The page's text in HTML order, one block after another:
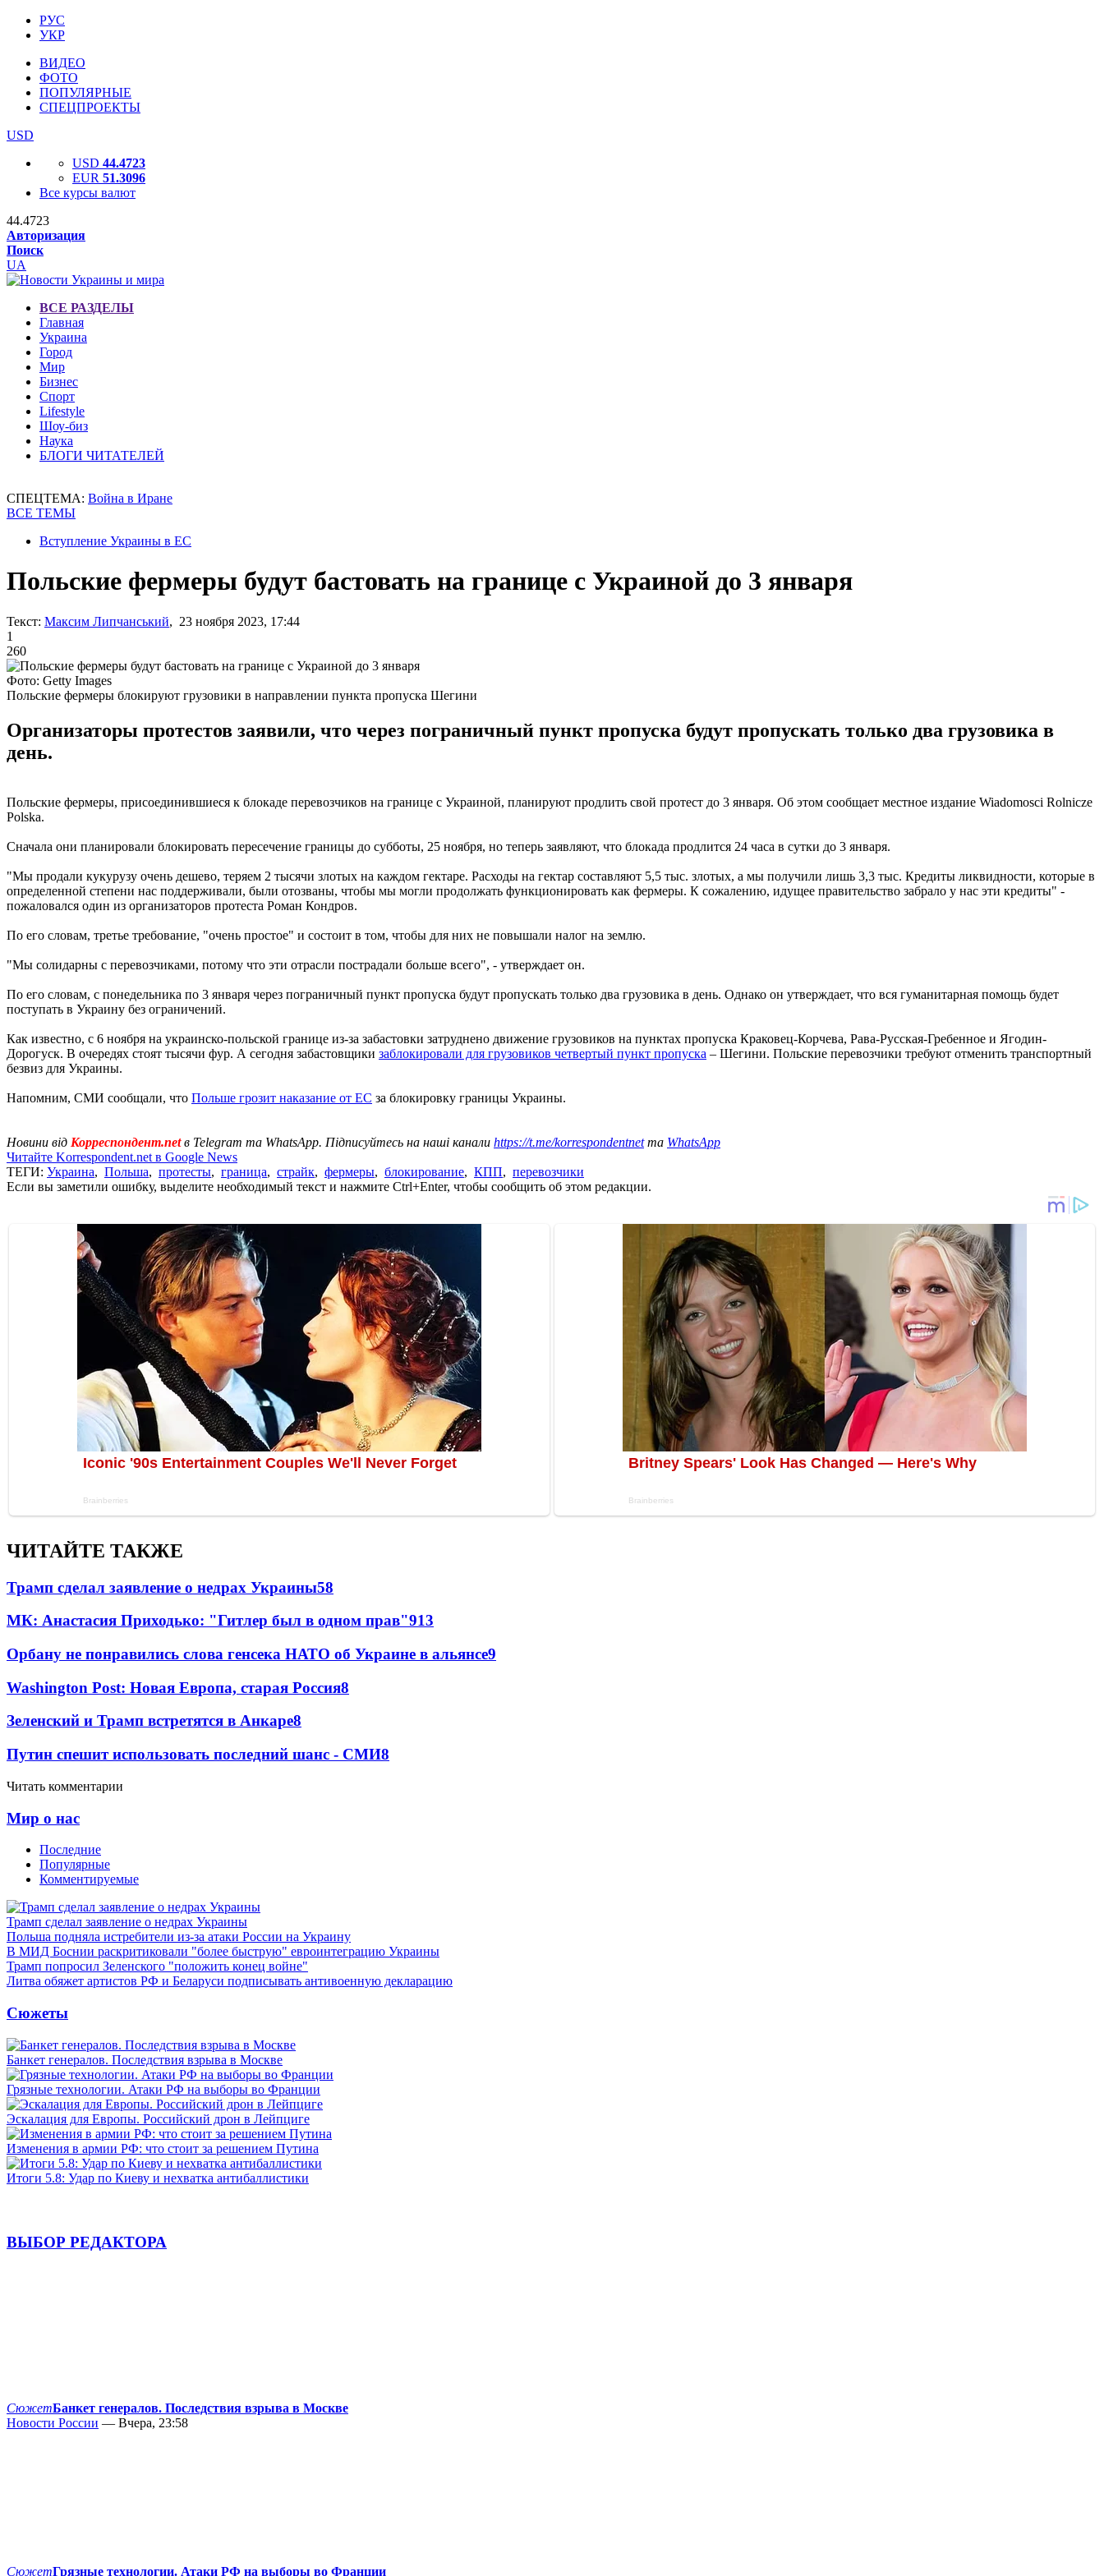
РУС
УКР
ВИДЕО
ФОТО
ПОПУЛЯРНЫЕ
СПЕЦПРОЕКТЫ
USD
USD 44.4723
EUR 51.3096
Все курсы валют
44.4723
Авторизация
Поиск
UA
ВСЕ РАЗДЕЛЫ
Главная
Украина
Город
Мир
Бизнес
Спорт
Lifestyle
Шоу-биз
Наука
БЛОГИ ЧИТАТЕЛЕЙ
СПЕЦТЕМА: Война в Иране
ВСЕ ТЕМЫ
Вступление Украины в ЕС
Польские фермеры будут бастовать на границе с Украиной до 3 января
Текст: Максим Липчанський, 23 ноября 2023, 17:44
1
260
Фото: Getty Images
Польские фермеры блокируют грузовики в направлении пункта пропуска Шегини
Организаторы протестов заявили, что через пограничный пункт пропуска будут пропускать только два грузовика в
день.
Польские фермеры, присоединившиеся к блокаде перевозчиков на границе с Украиной, планируют продлить свой протест до 3 января. Об этом сообщает местное издание Wiadomosci Rolnicze
Polska.
Сначала они планировали блокировать пересечение границы до субботы, 25 ноября, но теперь заявляют, что блокада продлится 24 часа в сутки до 3 января.
"Мы продали кукурузу очень дешево, теряем 2 тысячи злотых на каждом гектаре. Расходы на гектар составляют 5,5 тыс. злотых, а мы получили лишь 3,3 тыс. Кредиты ликвидности, которые в
определенной степени нас поддерживали, были отозваны, чтобы мы могли продолжать функционировать как фермеры. К сожалению, идущее правительство забрало у нас эти кредиты" -
пожаловался один из организаторов протеста Роман Кондров.
По его словам, третье требование, "очень простое" и состоит в том, чтобы для них не повышали налог на землю.
"Мы солидарны с перевозчиками, потому что эти отрасли пострадали больше всего", - утверждает он.
По его словам, с понедельника по 3 января через пограничный пункт пропуска будут пропускать только два грузовика в день. Однако он утверждает, что вся гуманитарная помощь будет
поступать в Украину без ограничений.
Как известно, с 6 ноября на украинско-польской границе из-за забастовки затруднено движение грузовиков на пунктах пропуска Краковец-Корчева, Рава-Русская-Гребенное и Ягодин-
Дорогуск. В очередях стоят тысячи фур. А сегодня забастовщики заблокировали для грузовиков четвертый пункт пропуска – Шегини. Польские перевозчики требуют отменить транспортный
безвиз для Украины.
Напомним, СМИ сообщали, что Польше грозит наказание от ЕС за блокировку границы Украины.
Новини від Корреспондент.netв Telegram та WhatsApp. Підписуйтесь на наші канали https://t.me/korrespondentnetта WhatsApp
Читайте Korrespondent.net в Google News
ТЕГИ: Украина, Польша, протесты, граница, страйк, фермеры, блокирование, КПП, перевозчики
Если вы заметили ошибку, выделите необходимый текст и нажмите Ctrl+Enter, чтобы сообщить об этом редакции.
ЧИТАЙТЕ ТАКЖЕ
Трамп сделал заявление о недрах Украины58
МК: Анастасия Приходько: "Гитлер был в одном прав"913
Орбану не понравились слова генсека НАТО об Украине в альянсе9
Washington Post: Новая Европа, старая Россия8
Зеленский и Трамп встретятся в Анкаре8
Путин спешит использовать последний шанс - СМИ8
Читать комментарии
Мир о нас
Последние
Популярные
Комментируемые
Трамп сделал заявление о недрах Украины
Польша подняла истребители из-за атаки России на Украину
В МИД Боснии раскритиковали "более быструю" евроинтеграцию Украины
Трамп попросил Зеленского "положить конец войне"
Литва обяжет артистов РФ и Беларуси подписывать антивоенную декларацию
Сюжеты
Банкет генералов. Последствия взрыва в Москве
Грязные технологии. Атаки РФ на выборы во Франции
Эскалация для Европы. Российский дрон в Лейпциге
Изменения в армии РФ: что стоит за решением Путина
Итоги 5.8: Удар по Киеву и нехватка антибаллистики
ВЫБОР РЕДАКТОРА
СюжетБанкет генералов. Последствия взрыва в Москве
Новости России — Вчера, 23:58
СюжетГрязные технологии. Атаки РФ на выборы во Франции